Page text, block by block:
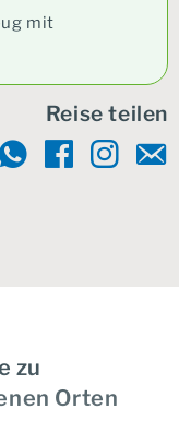
mit
Reise teilen
zu
Orten